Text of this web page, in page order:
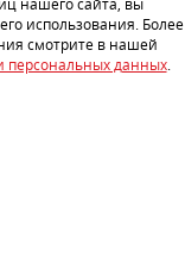
использования. Более
смотрите в нашей
персональных данных.